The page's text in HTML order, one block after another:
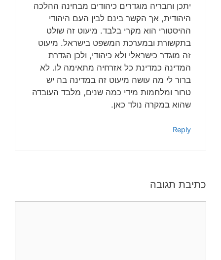
יתכן וחבריה מוגדרים כיהודים מבחינה ההלכה
היהודית, אך הקשר בינם לבין העם היהודי
ההיסטורי הוא מקרי בלבד. מיעוט זה שולט
בתקשורת ובמערכת המשפט בישראל. מיעוט
זה מוגדר כישראלי ולא כיהודי, ולכן הגדרת
המדינה כמדינת כל אזרחיה מתאימה לו. לא
ברור לי מה עושה מיעוט זה במדינה בה יש
טרור ומלחמות מידי כמה שנים, מלבד העובדה
שהוא במקרה נולד כאן.
Reply
כתיבת תגובה